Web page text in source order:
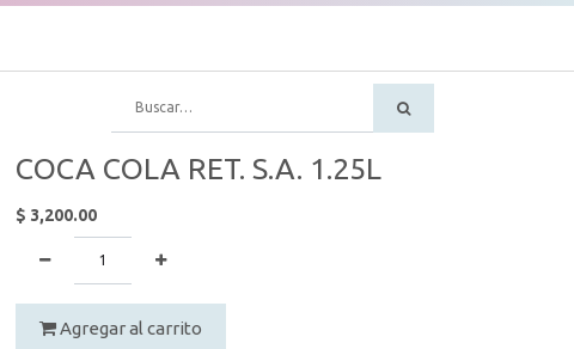
COCA COLA RET. S.A. 1.25L
$ 3,200.00
Agregar al carrito